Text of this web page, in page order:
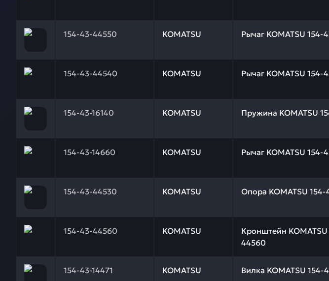
154-43-44550 KOMATSU Рычаг KOMATSU 154-
Заказывая запчасти у нас, вы получаете гарантию качества и
154-43-44540 KOMATSU Рычаг KOMATSU 154-
Заказывая запчасти у нас, вы получаете гарантию качества и
154-43-16140 KOMATSU Пружина KOMATSU
Заказывая запчасти у нас, вы получаете гарантию качества и
154-43-14660 KOMATSU Рычаг KOMATSU 154-
Заказывая запчасти у нас, вы получаете гарантию качества и
154-43-44530 KOMATSU Опора KOMATSU
Заказывая запчасти у нас, вы получаете гарантию качества и
154-43-44560 KOMATSU
Кронштейн
44560
Заказывая запчасти у нас, вы получаете гарантию качества и
154-43-14471 KOMATSU Вилка KOMATSU 154-
Заказывая запчасти у нас, вы получаете гарантию качества и